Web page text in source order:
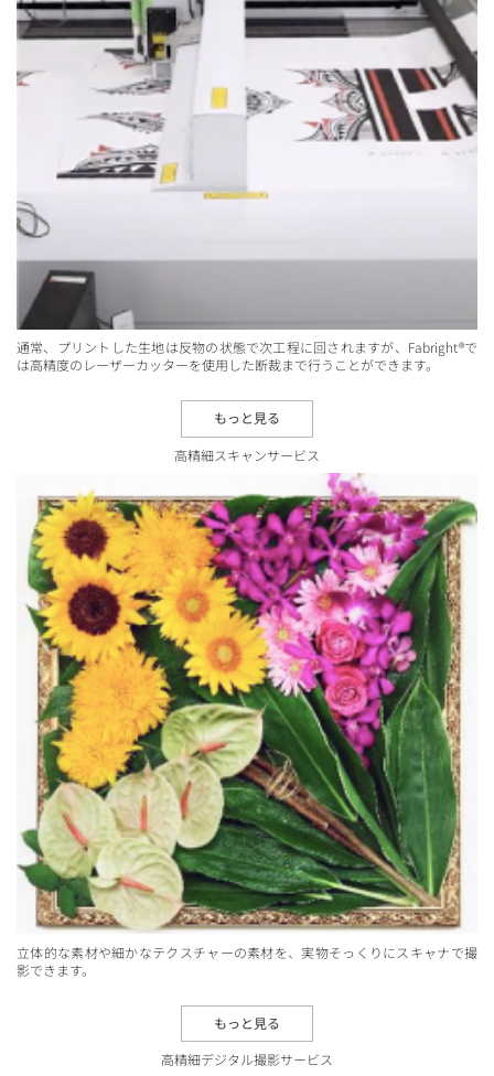
通常、プリントした生地は反物の状態で次工程に回されますが、Fabright®で
は高精度のレーザーカッターを使用した断裁まで行うことができます。
もっと見る
高精細スキャンサービス
立体的な素材や細かなテクスチャーの素材を、実物そっくりにスキャナで撮
影できます。
もっと見る
高精細デジタル撮影サービス